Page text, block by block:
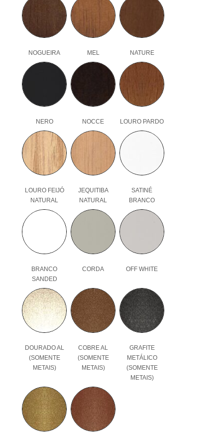
NOGUEIRA MEL NATURE
NERO NOCCE LOURO PARDO
LOURO FEIJÓ
NATURAL
JEQUITIBA
NATURAL
SATINÉ
BRANCO
BRANCO
SANDED
CORDA OFF WHITE
DOURADO AL
(SOMENTE
METAIS)
COBRE AL
(SOMENTE
METAIS)
GRAFITE
METÁLICO
(SOMENTE
METAIS)